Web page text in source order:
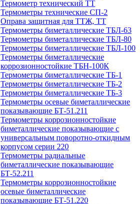
Термометр технический ТТ
Термометры технические СП-2
Оправа защитная для ТТЖ, ТТ
Термометры биметаллические ТБЛ-63
Термометры биметаллические ТБЛ-80
Термометры биметаллические ТБЛ-100
Термометры биметаллические
коррозионностойкие ТБН-100К
Термометры биметаллические ТБ-1
Термометры биметаллические ТБ-2
Термометры биметаллические ТБ-3
Термометры осевые биметаллические
показывающие БТ-51.211
Термометры коррозионностойкие
биметаллические показывающие с
универсальным поворотно-откидным
корпусом серии 220
Термометры радиальные
биметаллические показывающие
БТ-52.211
Термометры коррозионностойкие
осевые биметаллические
показывающие БТ-51.220